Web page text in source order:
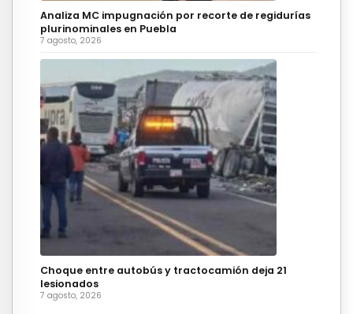
Analiza MC impugnación por recorte de regidurías
plurinominales en Puebla
7 agosto, 2026
Choque entre autobús y tractocamión deja 21
lesionados
7 agosto, 2026